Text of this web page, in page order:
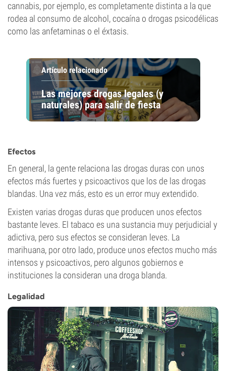
cannabis, por ejemplo, es completamente distinta a la que
rodea al consumo de alcohol, cocaína o drogas psicodélicas
como las anfetaminas o el éxtasis.
Artículo relacionado
Las mejores drogas legales (y
naturales) para salir de fiesta
Efectos
En general, la gente relaciona las drogas duras con unos
efectos más fuertes y psicoactivos que los de las drogas
blandas. Una vez más, esto es un error muy extendido.
Existen varias drogas duras que producen unos efectos
bastante leves. El tabaco es una sustancia muy perjudicial y
adictiva, pero sus efectos se consideran leves. La
marihuana, por otro lado, produce unos efectos mucho más
intensos y psicoactivos, pero algunos gobiernos e
instituciones la consideran una droga blanda.
Legalidad